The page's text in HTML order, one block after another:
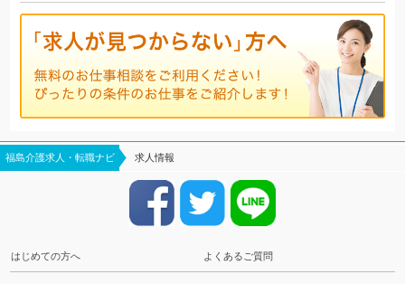
福島介護求人・転職ナビ 求人情報
はじめての方へ よくあるご質問